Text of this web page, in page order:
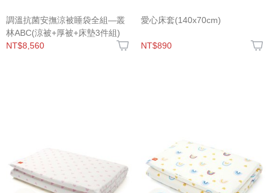
調溫抗菌安撫涼被睡袋全組—叢
林ABC(涼被+厚被+床墊3件組)
NT$8,560
愛心床套(140x70cm)
NT$890